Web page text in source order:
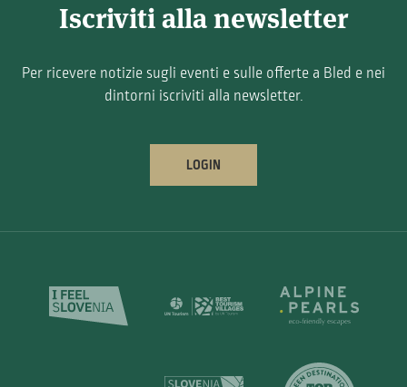
Iscriviti alla newsletter
Per ricevere notizie sugli eventi e sulle offerte a Bled e nei
dintorni iscriviti alla newsletter.
LOGIN